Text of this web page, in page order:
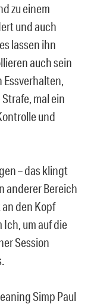
zu einem
und auch
lassen ihn
auch sein
mal ein
und
– das klingt
anderer Bereich
den Kopf
um auf die
Session
Simp Paul